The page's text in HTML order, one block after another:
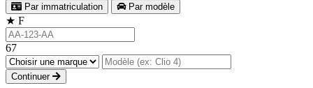
Par immatriculation Par modèle
★ F
67
Continuer